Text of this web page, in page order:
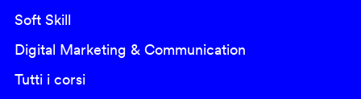
Soft Skill
Digital Marketing & Communication
Tutti i corsi